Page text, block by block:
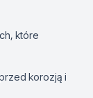
które
korozją i